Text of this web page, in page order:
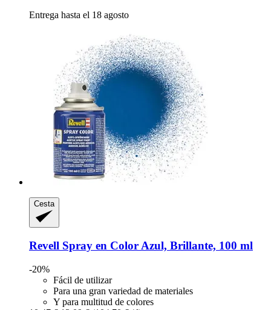
Entrega hasta el 18 agosto
Cesta
Revell Spray en Color Azul, Brillante, 100 ml
-20%
Fácil de utilizar
Para una gran variedad de materiales
Y para multitud de colores